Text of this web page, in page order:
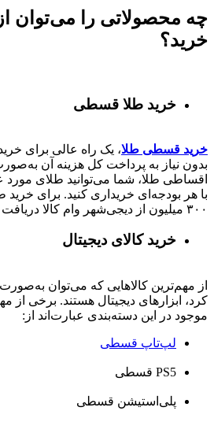
چه محصولاتی را می‌توان
خرید؟
خرید طلا قسطی
خرید قسطی طلا، یک راه عالی برای
بدون نیاز به پرداخت کل هزینه آن
اقساطی طلا، شما می‌توانید طلای مورد
با هر بودجه‌ای خریداری کنید. برای خرید
۳۰۰ میلیون از دیجی‌شهر وام کالا دریافت کنند.
خرید کالای دیجیتال
از مهم‌ترین کالاهایی که می‌توان
کرد، ابزارهای دیجیتال هستند. برخی از
موجود در این دسته‌بندی عبارت‌اند از:
لپ‌تاپ قسطی
PS5 قسطی
پلی‌استیشن قسطی